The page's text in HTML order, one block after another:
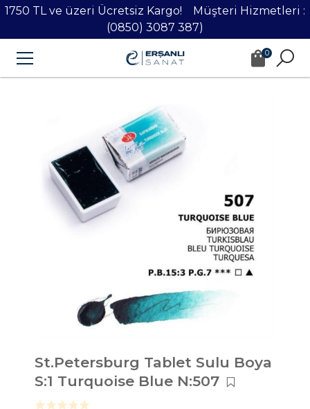
1750 TL ve üzeri Ücretsiz Kargo! Müşteri Hizmetleri :
(0850) 3087 387)
0
St.Petersburg Tablet Sulu Boya
S:1 Turquoise Blue N:507